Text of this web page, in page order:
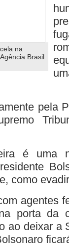
na
Brasil
pela
é uma
como
agentes
porta da
ao deixar a